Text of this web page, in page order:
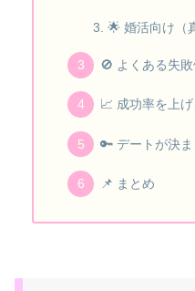
🌟 婚活向け（
🚫 よくある失敗
📈 成功率を上
🔑 デートが決
📌 まとめ